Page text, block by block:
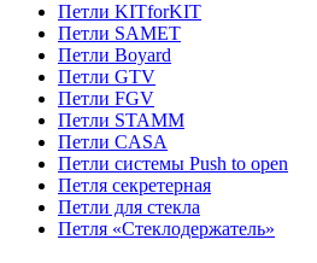
Петли KITforKIT
Петли SAMET
Петли Boyard
Петли GTV
Петли FGV
Петли STAMM
Петли CASA
Петли системы Push to open
Петля секретерная
Петли для стекла
Петля «Стеклодержатель»